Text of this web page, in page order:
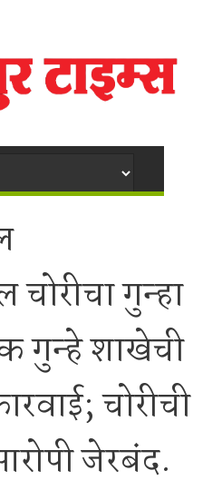
गुन्हा
गुन्हे शाखेची
चोरीची
जेरबंद.